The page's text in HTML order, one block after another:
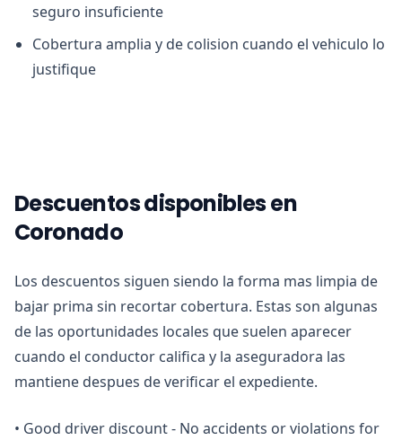
seguro insuficiente
Cobertura amplia y de colision cuando el vehiculo lo
justifique
Descuentos disponibles en
Coronado
Los descuentos siguen siendo la forma mas limpia de
bajar prima sin recortar cobertura. Estas son algunas
de las oportunidades locales que suelen aparecer
cuando el conductor califica y la aseguradora las
mantiene despues de verificar el expediente.
• Good driver discount - No accidents or violations for